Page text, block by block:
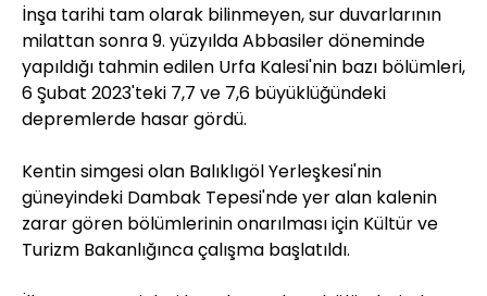
İnşa tarihi tam olarak bilinmeyen, sur duvarlarının
milattan sonra 9. yüzyılda Abbasiler döneminde
yapıldığı tahmin edilen Urfa Kalesi'nin bazı bölümleri,
6 Şubat 2023'teki 7,7 ve 7,6 büyüklüğündeki
depremlerde hasar gördü.
Kentin simgesi olan Balıklıgöl Yerleşkesi'nin
güneyindeki Dambak Tepesi'nde yer alan kalenin
zarar gören bölümlerinin onarılması için Kültür ve
Turizm Bakanlığınca çalışma başlatıldı.